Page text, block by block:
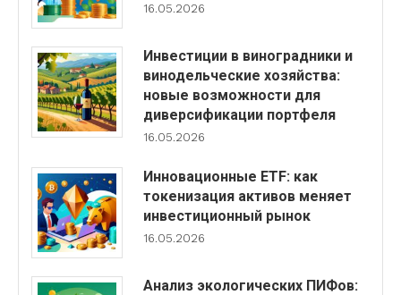
16.05.2026
Инвестиции в виноградники и
винодельческие хозяйства:
новые возможности для
диверсификации портфеля
16.05.2026
Инновационные ETF: как
токенизация активов меняет
инвестиционный рынок
16.05.2026
Анализ экологических ПИФов: